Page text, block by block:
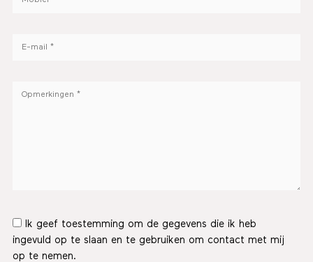
Ik geef toestemming om de gegevens die ik heb
ingevuld op te slaan en te gebruiken om contact met mij
op te nemen.